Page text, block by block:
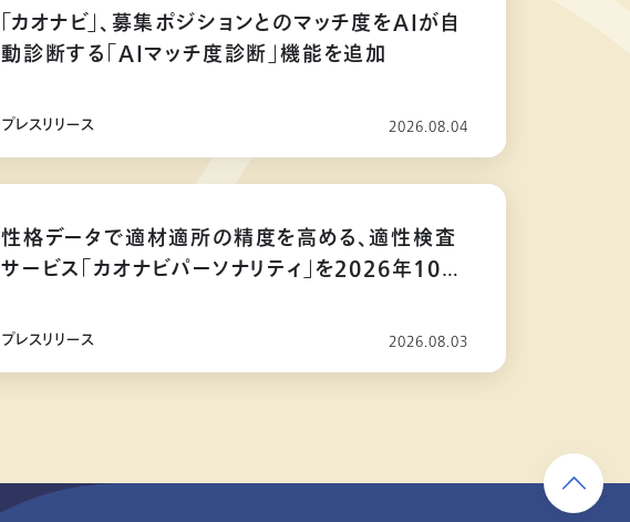
「カオナビ」、募集ポジションとのマッチ度をAIが自
動診断する「AIマッチ度診断」機能を追加
プレスリリース 2026.08.04
性格データで適材適所の精度を高める、適性検査
サービス「カオナビパーソナリティ」を2026年10月
プレスリリース 2026.08.03